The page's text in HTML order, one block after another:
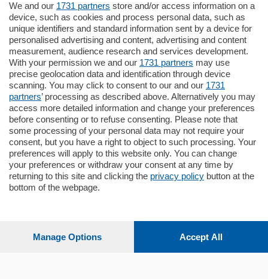
795.000€
Como - Como
Quadrilocale
Zona Como Borghi. Nel complesso di
nuova costruzione "JIULIUS" in Classe
Energetica A2 proponiamo ampio
Quadrilocale …
mq.145locali:4
Sezioni
We and our 1731 partners store and/or access information on a
device, such as cookies and process personal data, such as
unique identifiers and standard information sent by a device for
personalised advertising and content, advertising and content
measurement, audience research and services development.
With your permission we and our 1731 partners may use
precise geolocation data and identification through device
scanning. You may click to consent to our and our 1731
partners’ processing as described above. Alternatively you may
access more detailed information and change your preferences
before consenting or to refuse consenting. Please note that
some processing of your personal data may not require your
consent, but you have a right to object to such processing. Your
preferences will apply to this website only. You can change
your preferences or withdraw your consent at any time by
returning to this site and clicking the privacy policy button at the
bottom of the webpage.
Manage Options Accept All